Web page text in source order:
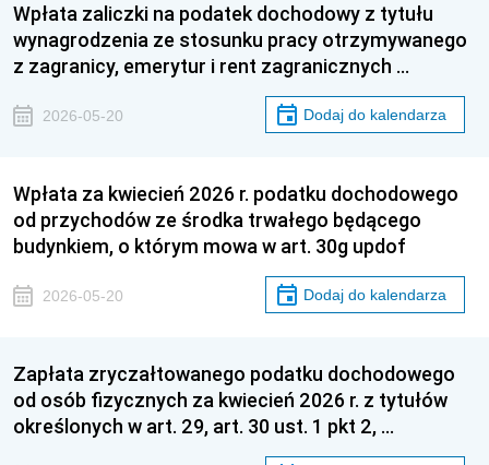
Wpłata zaliczki na podatek dochodowy z tytułu
wynagrodzenia ze stosunku pracy otrzymywanego
z zagranicy, emerytur i rent zagranicznych …
2026-05-20 Dodaj do kalendarza
Wpłata za kwiecień 2026 r. podatku dochodowego
od przychodów ze środka trwałego będącego
budynkiem, o którym mowa w art. 30g updof
2026-05-20 Dodaj do kalendarza
Zapłata zryczałtowanego podatku dochodowego
od osób fizycznych za kwiecień 2026 r. z tytułów
określonych w art. 29, art. 30 ust. 1 pkt 2, …